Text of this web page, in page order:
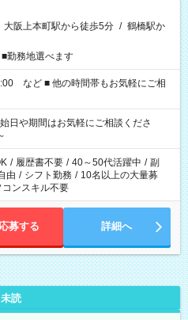
大阪上本町駅から徒歩5分 / 鶴橋駅か
勤務地選べます
もお気軽にご相
や期間はお気軽にご相談くださ
/ 履歴書不要 / 40～50代活躍中 / 副
由 / シフト勤務 / 10名以上の大量募
コンスキル不要
応募する 詳細へ
未読